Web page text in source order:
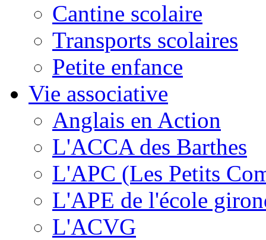
Cantine scolaire
Transports scolaires
Petite enfance
Vie associative
Anglais en Action
L'ACCA des Barthes
L'APC (Les Petits
L'APE de l'école
L'ACVG